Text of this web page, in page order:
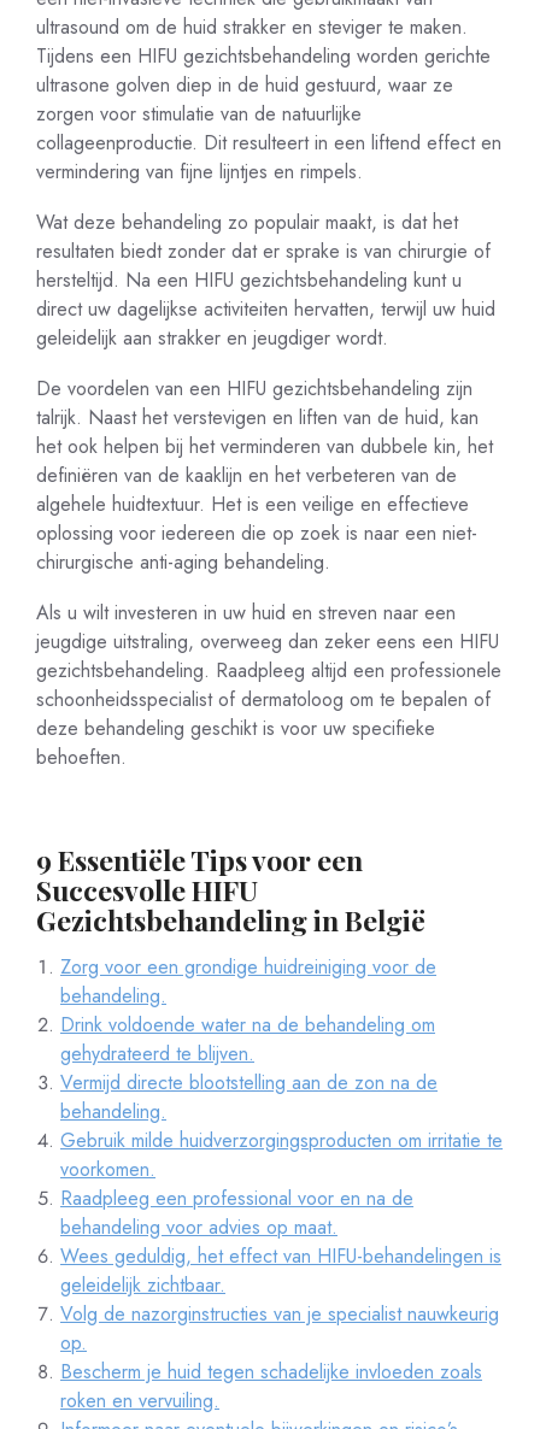
ultrasound om de huid strakker en steviger te maken.
Tijdens een HIFU gezichtsbehandeling worden gerichte
ultrasone golven diep in de huid gestuurd, waar ze
zorgen voor stimulatie van de natuurlijke
collageenproductie. Dit resulteert in een liftend effect en
vermindering van fijne lijntjes en rimpels.
Wat deze behandeling zo populair maakt, is dat het
resultaten biedt zonder dat er sprake is van chirurgie of
hersteltijd. Na een HIFU gezichtsbehandeling kunt u
direct uw dagelijkse activiteiten hervatten, terwijl uw huid
geleidelijk aan strakker en jeugdiger wordt.
De voordelen van een HIFU gezichtsbehandeling zijn
talrijk. Naast het verstevigen en liften van de huid, kan
het ook helpen bij het verminderen van dubbele kin, het
definiëren van de kaaklijn en het verbeteren van de
algehele huidtextuur. Het is een veilige en effectieve
oplossing voor iedereen die op zoek is naar een niet-
chirurgische anti-aging behandeling.
Als u wilt investeren in uw huid en streven naar een
jeugdige uitstraling, overweeg dan zeker eens een HIFU
gezichtsbehandeling. Raadpleeg altijd een professionele
schoonheidsspecialist of dermatoloog om te bepalen of
deze behandeling geschikt is voor uw specifieke
behoeften.
9 Essentiële Tips voor een
Succesvolle HIFU
Gezichtsbehandeling in België
Zorg voor een grondige huidreiniging voor de
behandeling.
Drink voldoende water na de behandeling om
gehydrateerd te blijven.
Vermijd directe blootstelling aan de zon na de
behandeling.
Gebruik milde huidverzorgingsproducten om irritatie te
voorkomen.
Raadpleeg een professional voor en na de
behandeling voor advies op maat.
Wees geduldig, het effect van HIFU-behandelingen is
geleidelijk zichtbaar.
Volg de nazorginstructies van je specialist nauwkeurig
op.
Bescherm je huid tegen schadelijke invloeden zoals
roken en vervuiling.